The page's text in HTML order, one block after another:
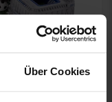
Über Cookies